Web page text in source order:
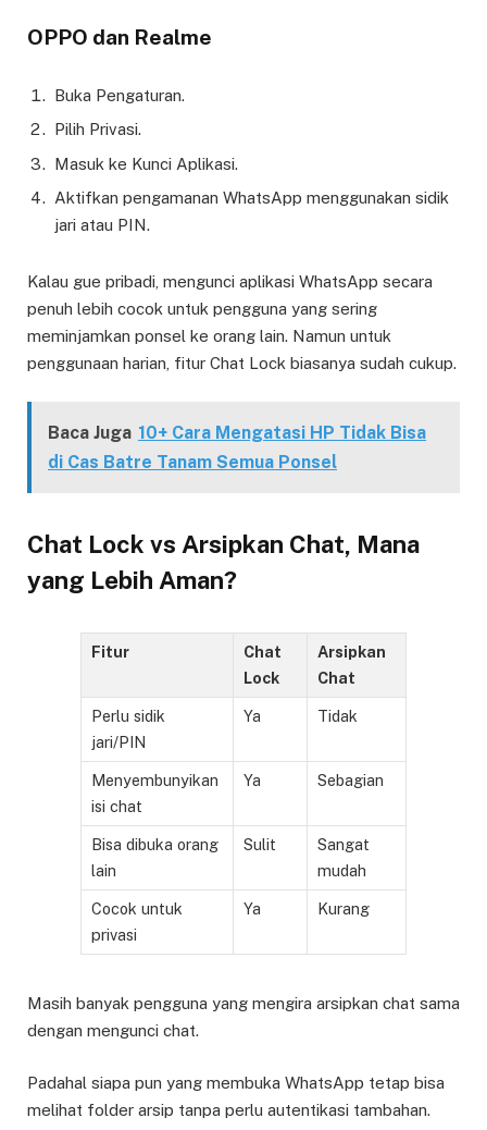
OPPO dan Realme
Buka Pengaturan.
Pilih Privasi.
Masuk ke Kunci Aplikasi.
Aktifkan pengamanan WhatsApp menggunakan sidik
jari atau PIN.
Kalau gue pribadi, mengunci aplikasi WhatsApp secara
penuh lebih cocok untuk pengguna yang sering
meminjamkan ponsel ke orang lain. Namun untuk
penggunaan harian, fitur Chat Lock biasanya sudah cukup.
Baca Juga 10+ Cara Mengatasi HP Tidak Bisa
di Cas Batre Tanam Semua Ponsel
Chat Lock vs Arsipkan Chat, Mana
yang Lebih Aman?
Fitur
Chat
Lock
Arsipkan
Chat
Perlu sidik
jari/PIN
Ya Tidak
Menyembunyikan
isi chat
Ya Sebagian
Bisa dibuka orang
lain
Sulit
Sangat
mudah
Cocok untuk
privasi
Ya Kurang
Masih banyak pengguna yang mengira arsipkan chat sama
dengan mengunci chat.
Padahal siapa pun yang membuka WhatsApp tetap bisa
melihat folder arsip tanpa perlu autentikasi tambahan.